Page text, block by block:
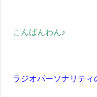
こんばんわん♪
ラジオパーソナリティ